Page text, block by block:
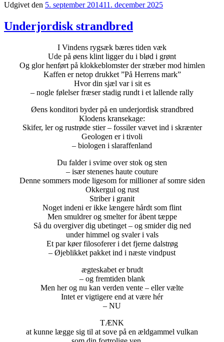
Udgivet den 5. september 201411. december 2025
Underjordisk strandbred
I Vindens rygsæk bæres tiden væk
Ude på øens klint ligger du i blød i grønt
Og glor henført på klokkeblomster der stræber mod himlen
Kaffen er netop drukket ”På Herrens mark”
Hvor din sjæl var i sit es
– nogle følelser fræser stadig rundt i et lallende rally
Øens konditori byder på en underjordisk strandbred
Klodens kransekage:
Skifer, ler og rustrøde stier – fossiler vævet ind i skrænter
Geologen er i tivoli
– biologen i slaraffenland
Du falder i svime over stok og sten
– især stenenes haute couture
Denne sommers mode ligesom for millioner af somre siden
Okkergul og rust
Striber i granit
Noget indeni er ikke længere hårdt som flint
Men smuldrer og smelter for åbent tæppe
Så du overgiver dig ubetinget – og smider dig ned
under himmel og svaler i vals
Et par køer filosoferer i det fjerne dalstrøg
– Øjeblikket pakket ind i næste vindpust
ægteskabet er brudt
– og fremtiden blank
Men her og nu kan verden vente – eller vælte
Intet er vigtigere end at være hér
– NU
TÆNK
at kunne lægge sig til at sove på en ældgammel vulkan